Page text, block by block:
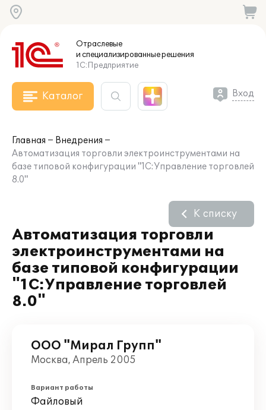
Отраслевые
и специализированныерешения
1С:Предприятие
Каталог Вход
Главная
Внедрения
Автоматизация торговли электроинструментами на
базе типовой конфигурации "1C:Управление торговлей
8.0"
Автоматизация торговли
электроинструментами на
базе типовой конфигурации
"1C:Управление торговлей
8.0"
К списку
ООО "Мирал Групп"
Москва, Апрель 2005
Вариант работы
Файловый